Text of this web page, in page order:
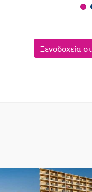
Ξενοδοχεία